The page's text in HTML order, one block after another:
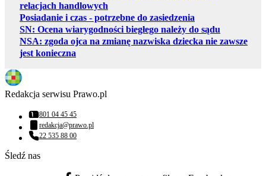
relacjach handlowych
Posiadanie i czas - potrzebne do zasiedzenia
SN: Ocena wiarygodności biegłego należy do sądu
NSA: zgoda ojca na zmianę nazwiska dziecka nie zawsze
jest konieczna
Redakcja serwisu Prawo.pl
Numer telefonu:
801 04 45 45
Adres email:
redakcja@prawo.pl
Numer telefonu:
22 535 88 00
Śledź nas